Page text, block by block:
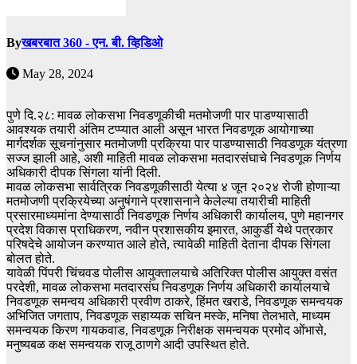
Byखबरबात 360 - एन. बी. व्हिडिओ
May 28, 2024
पुणे दि.२८: मावळ लोकसभा निवडणूकीची मतमोजणी पार पाडण्यासाठी
आवश्यक तयारी अंतिम टप्प्यात आली असून भारत निवडणूक आयोगाच्या
मार्गदर्शक सूचनांनुसार मतमोजणी प्रक्रिया पार पाडण्यासाठी निवडणूक यंत्रणा
सज्ज झाली आहे, अशी माहिती मावळ लोकसभा मतदारसंघाचे निवडणूक निर्णय
अधिकारी दीपक सिंगला यांनी दिली.
मावळ लोकसभा सार्वत्रिक निवडणूकीसाठी येत्या ४ जून २०२४ रोजी होणाऱ्या
मतमोजणी प्रक्रियेच्या अनुषंगाने प्रशासनाने केलेल्या तयारीची माहिती
प्रसारमाध्यमांना देण्यासाठी निवडणूक निर्णय अधिकारी कार्यालय, पुणे महानगर
प्रदेश विकास प्राधिकरण, नवीन प्रशासकीय इमारत, आकुर्डी येथे पत्रकार
परिषदेचे आयोजन करण्यात आले होते, त्यावेळी माहिती देताना दीपक सिंगला
बोलत होते.
यावेळी पिंपरी चिंचवड पोलीस आयुक्तालयाचे अतिरिक्त पोलीस आयुक्त वसंत
परदेशी, मावळ लोकसभा मतदारसंघ निवडणूक निर्णय अधिकारी कार्यालयाचे
निवडणूक समन्वय अधिकारी प्रवीण ठाकरे, हिंमत खराडे, निवडणूक समन्वयक
अभिजित जगताप, निवडणूक सहाय्यक सचिन मस्के, मनिषा तेलभाते, माध्यम
समन्वयक किरण गायकवाड, निवडणूक निरीक्षक समन्वयक प्रमोद ओंभासे,
मनुष्यबळ कक्ष समन्वयक राजू ठाणगे आदी उपस्थित होते.